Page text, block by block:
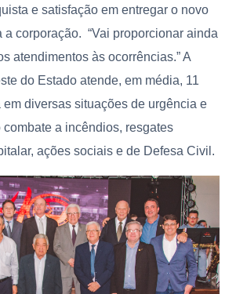
e satisfação em entregar o novo
a corporação. “Vai proporcionar ainda
atendimentos às ocorrências.” A
do Estado atende, em média, 11
em diversas situações de urgência e
a incêndios, resgates
ações sociais e de Defesa Civil.